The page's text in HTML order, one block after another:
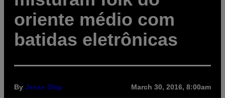
oriente médio com
batidas eletrônicas
By Jesse Ship March 30, 2016, 8:00am